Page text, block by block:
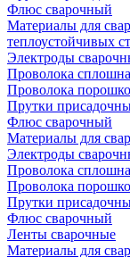
Флюс сварочный
Материалы для
теплоустойчивых
Электроды
Проволока
Проволока
Прутки
Флюс сварочный
Материалы для
Электроды
Проволока
Проволока
Прутки
Флюс сварочный
Ленты сварочные
Материалы для